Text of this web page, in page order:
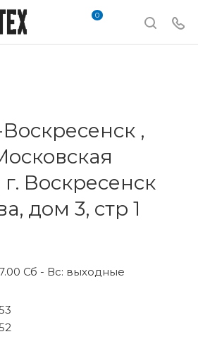
0
,
г. Воскресенск
дом 3, стр 1
Сб - Вс: выходные